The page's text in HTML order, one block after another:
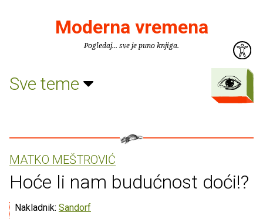
Moderna vremena
Pogledaj... sve je puno knjiga.
Sve teme
MATKO MEŠTROVIĆ
Hoće li nam budućnost doći!?
Nakladnik: Sandorf